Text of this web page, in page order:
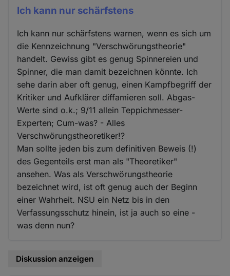
Ich kann nur schärfstens
Ich kann nur schärfstens warnen, wenn es sich um
die Kennzeichnung "Verschwörungstheorie"
handelt. Gewiss gibt es genug Spinnereien und
Spinner, die man damit bezeichnen könnte. Ich
sehe darin aber oft genug, einen Kampfbegriff der
Kritiker und Aufklärer diffamieren soll. Abgas-
Werte sind o.k.; 9/11 allein Teppichmesser-
Experten; Cum-was? - Alles
Verschwörungstheoretiker!?
Man sollte jeden bis zum definitiven Beweis (!)
des Gegenteils erst man als "Theoretiker"
ansehen. Was als Verschwörungstheorie
bezeichnet wird, ist oft genug auch der Beginn
einer Wahrheit. NSU ein Netz bis in den
Verfassungsschutz hinein, ist ja auch so eine -
was denn nun?
Diskussion anzeigen